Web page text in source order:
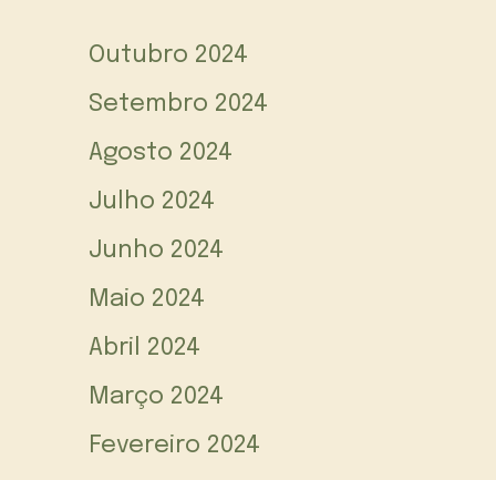
Outubro 2024
Setembro 2024
Agosto 2024
Julho 2024
Junho 2024
Maio 2024
Abril 2024
Março 2024
Fevereiro 2024